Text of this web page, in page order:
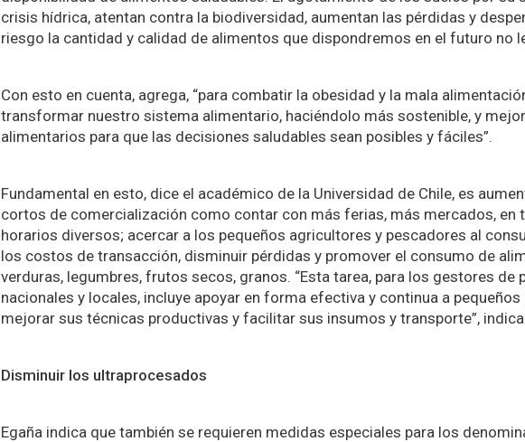
crisis hídrica, atentan contra la biodiversidad, aumentan las pérdidas y
riesgo la cantidad y calidad de alimentos que dispondremos en el futuro no
Con esto en cuenta, agrega, “para combatir la obesidad y la mala
transformar nuestro sistema alimentario, haciéndolo más sostenible, y
alimentarios para que las decisiones saludables sean posibles y fáciles”.
Fundamental en esto, dice el académico de la Universidad de Chile, es
cortos de comercialización como contar con más ferias, más mercados, en
horarios diversos; acercar a los pequeños agricultores y pescadores al
los costos de transacción, disminuir pérdidas y promover el consumo de
verduras, legumbres, frutos secos, granos. “Esta tarea, para los gestores de
nacionales y locales, incluye apoyar en forma efectiva y continua a
mejorar sus técnicas productivas y facilitar sus insumos y transporte”, indica.
Disminuir los ultraprocesados
Egaña indica que también se requieren medidas especiales para los